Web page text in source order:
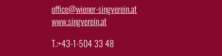
office@wiener-singverein.at
www.singverein.at
T.:+43-1-504 33 48